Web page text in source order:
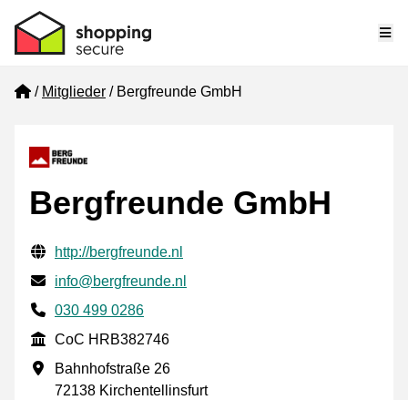
Home
Mitglieder Bergfreunde GmbH
Bergfreunde GmbH
Geprüfte Kontaktinformationen
Website URL
http://bergfreunde.nl
E-mail
info@bergfreunde.nl
Phone number
030 499 0286
CoC
CoC HRB382746
Geschäftsadresse
Bahnhofstraße 26
72138 Kirchentellinsfurt